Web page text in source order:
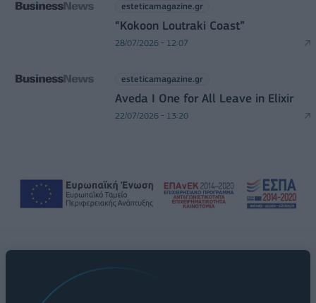
esteticamagazine.gr
“Kokoon Loutraki Coast”
28/07/2026 - 12:07
esteticamagazine.gr
Aveda I One for All Leave in Elixir
22/07/2026 - 13:20